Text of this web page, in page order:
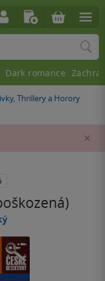
Thrillery a Horory
Dark romance